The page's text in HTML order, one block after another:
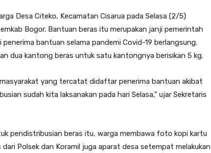
Desa Citeko, Kecamatan Cisarua pada Selasa (2/5)
Bogor. Bantuan beras itu merupakan janji pemerintah
bantuan selama pandemi Covid-19 berlangsung.
dua kantong beras untuk satu kantongnya berisikan 5 kg.
yang tercatat didaftar penerima bantuan akibat
sudah kita laksanakan pada hari Selasa,” ujar Sekretaris
pendistribusian beras itu, warga membawa foto kopi kartu
Polsek dan Koramil juga aparat desa setempat melakukan